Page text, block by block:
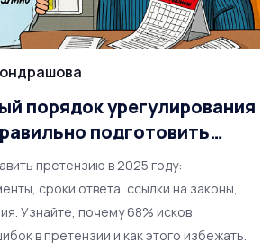
порядок урегулирования
подготовить
году
претензию в 2025 году:
сроки ответа, ссылки на законы,
Узнайте, почему 68% исков
в претензии и как этого избежать.